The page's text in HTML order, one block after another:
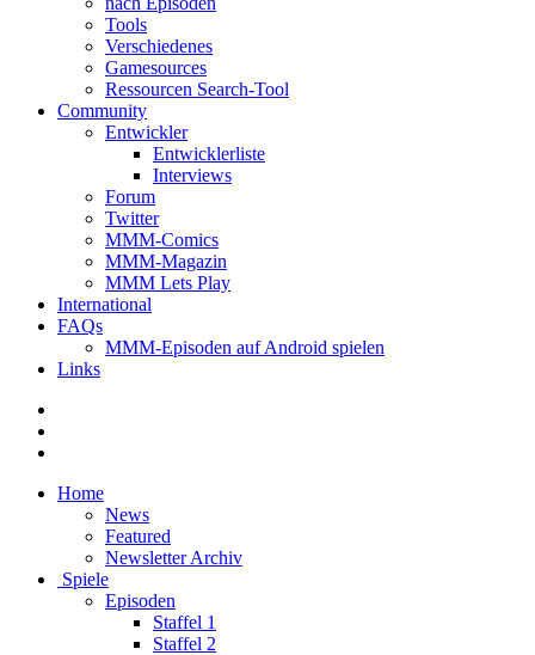
Tools
Verschiedenes
Gamesources
Ressourcen Search-Tool
Community
Entwickler
Entwicklerliste
Interviews
Forum
Twitter
MMM-Comics
MMM-Magazin
MMM Lets Play
International
FAQs
MMM-Episoden auf Android spielen
Links
Home
News
Featured
Newsletter Archiv
Spiele
Episoden
Staffel 1
Staffel 2